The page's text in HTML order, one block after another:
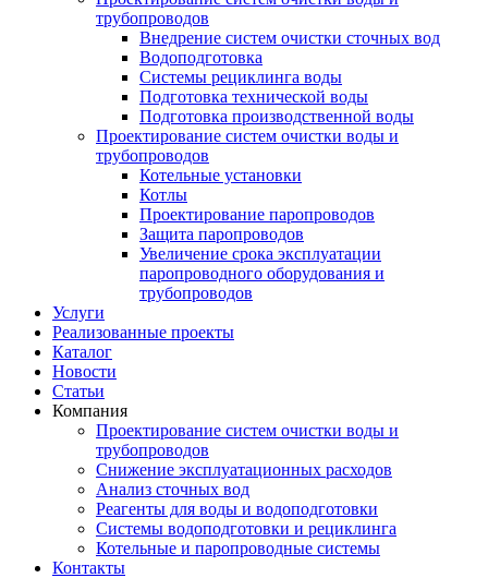
трубопроводов
Внедрение систем очистки сточных вод
Водоподготовка
Системы рециклинга воды
Подготовка технической воды
Подготовка производственной воды
Проектирование систем очистки воды и
трубопроводов
Котельные установки
Котлы
Проектирование паропроводов
Защита паропроводов
Увеличение срока эксплуатации
паропроводного оборудования и
трубопроводов
Услуги
Реализованные проекты
Каталог
Новости
Статьи
Компания
Проектирование систем очистки воды и
трубопроводов
Снижение эксплуатационных расходов
Анализ сточных вод
Реагенты для воды и водоподготовки
Системы водоподготовки и рециклинга
Котельные и паропроводные системы
Контакты